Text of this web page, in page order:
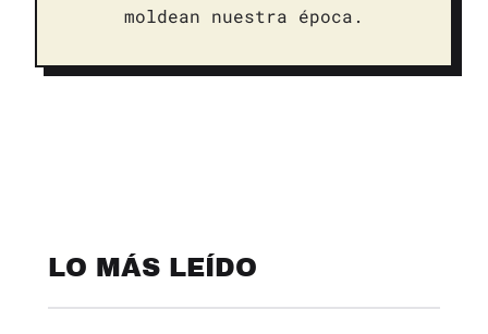
moldean nuestra época.
LO MÁS LEÍDO